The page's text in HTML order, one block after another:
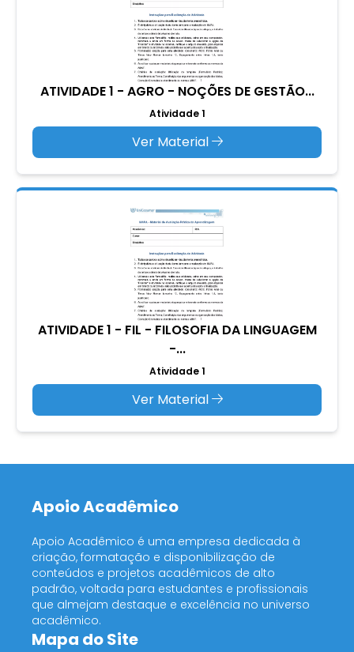
ATIVIDADE 1 - AGRO - NOÇÕES DE GESTÃO...
Atividade 1
Ver Material
ATIVIDADE 1 - FIL - FILOSOFIA DA LINGUAGEM
-...
Atividade 1
Ver Material
Apoio Acadêmico
Apoio Acadêmico é uma empresa dedicada à
criação, formatação e disponibilização de
conteúdos e projetos acadêmicos de alto
padrão, voltada para estudantes e profissionais
que almejam destaque e excelência no universo
acadêmico.
Mapa do Site